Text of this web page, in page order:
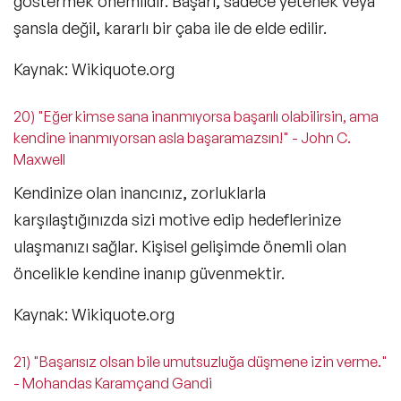
şansla değil, kararlı bir çaba ile de elde edilir.
Kaynak: Wikiquote.org
20) "Eğer kimse sana inanmıyorsa başarılı olabilirsin, ama
kendine inanmıyorsan asla başaramazsın!" - John C.
Maxwell
Kendinize olan inancınız, zorluklarla
karşılaştığınızda sizi motive edip hedeflerinize
ulaşmanızı sağlar. Kişisel gelişimde önemli olan
öncelikle kendine inanıp güvenmektir.
Kaynak: Wikiquote.org
21) "Başarısız olsan bile umutsuzluğa düşmene izin verme."
- Mohandas Karamçand Gandi